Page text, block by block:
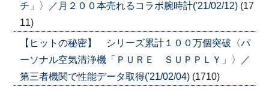
チ」〉／月２００本売れるコラボ腕時計('21/02/12) (17
11)
【ヒットの秘密】 シリーズ累計１００万個突破〈パ
ーソナル空気清浄機「ＰＵＲＥ ＳＵＰＰＬＹ」〉／
第三者機関で性能データ取得('21/02/04) (1710)